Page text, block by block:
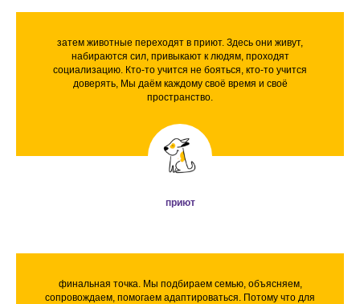
затем животные переходят в приют. Здесь они живут,
набираются сил, привыкают к людям, проходят
социализацию. Кто-то учится не бояться, кто-то учится
доверять, Мы даём каждому своё время и своё
пространство.
приют
финальная точка. Мы подбираем семью, объясняем,
сопровождаем, помогаем адаптироваться. Потому что для